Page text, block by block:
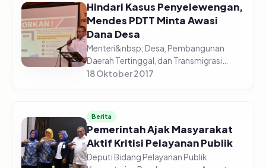
Hindari Kasus Penyelewengan,
Mendes PDTT Minta Awasi
Dana Desa
Menteri&nbsp; Desa, Pembangunan
Daerah Tertinggal, dan Transmigrasi
(Mendes PDTT) Eko Putro Sandjojo
Hal...
18 Oktober 2017
Berita
Pemerintah Ajak Masyarakat
Aktif Kritisi Pelayanan Publik
Deputi Bidang Pelayanan Publik